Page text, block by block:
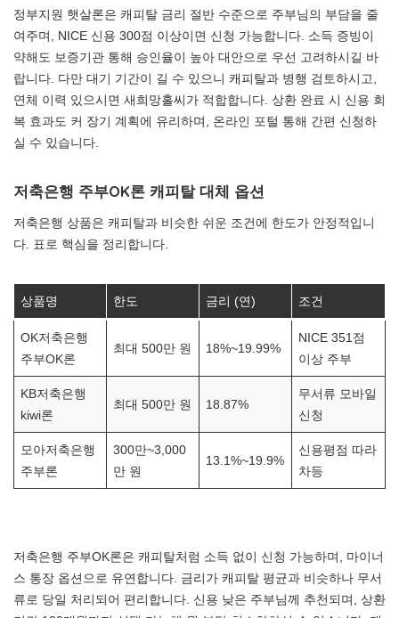
정부지원 햇살론은 캐피탈 금리 절반 수준으로 주부님의 부담을 줄
여주며, NICE 신용 300점 이상이면 신청 가능합니다. 소득 증빙이
약해도 보증기관 통해 승인율이 높아 대안으로 우선 고려하시길 바
랍니다. 다만 대기 기간이 길 수 있으니 캐피탈과 병행 검토하시고,
연체 이력 있으시면 새희망홀씨가 적합합니다. 상환 완료 시 신용 회
복 효과도 커 장기 계획에 유리하며, 온라인 포털 통해 간편 신청하
실 수 있습니다.
저축은행 주부OK론 캐피탈 대체 옵션
저축은행 상품은 캐피탈과 비슷한 쉬운 조건에 한도가 안정적입니
다. 표로 핵심을 정리합니다.
상품명 한도 금리 (연) 조건
OK저축은행
주부OK론
최대 500만 원 18%~19.99%
NICE 351점
이상 주부
KB저축은행
kiwi론
최대 500만 원 18.87%
무서류 모바일
신청
모아저축은행
주부론
300만~3,000
만 원
13.1%~19.9%
신용평점 따라
차등
저축은행 주부OK론은 캐피탈처럼 소득 없이 신청 가능하며, 마이너
스 통장 옵션으로 유연합니다. 금리가 캐피탈 평균과 비슷하나 무서
류로 당일 처리되어 편리합니다. 신용 낮은 주부님께 추천되며, 상환